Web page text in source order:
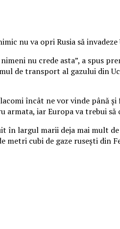
nu va opri Rusia să invadeze
nu crede asta”, a spus
de transport al gazului din
încât ne vor vinde până şi
iar Europa va trebui să
în largul marii deja mai mult
cubi de gaze ruseşti din